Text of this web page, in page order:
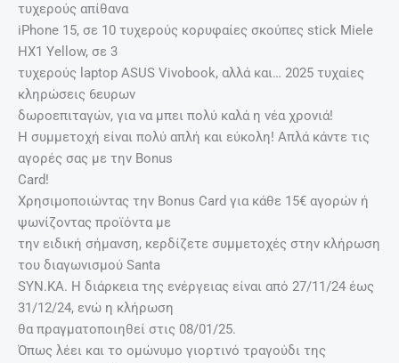
τυχερούς απίθανα
iPhone 15, σε 10 τυχερούς κορυφαίες σκούπες stick Miele
HX1 Yellow, σε 3
τυχερούς laptop ASUS Vivobook, αλλά και… 2025 τυχαίες
κληρώσεις 6ευρων
δωροεπιταγών, για να μπει πολύ καλά η νέα χρονιά!
Η συμμετοχή είναι πολύ απλή και εύκολη! Απλά κάντε τις
αγορές σας με την Bonus
Card!
Χρησιμοποιώντας την Bonus Card για κάθε 15€ αγορών ή
ψωνίζοντας προϊόντα με
την ειδική σήμανση, κερδίζετε συμμετοχές στην κλήρωση
του διαγωνισμού Santa
SYN.KA. Η διάρκεια της ενέργειας είναι από 27/11/24 έως
31/12/24, ενώ η κλήρωση
θα πραγματοποιηθεί στις 08/01/25.
Όπως λέει και το ομώνυμο γιορτινό τραγούδι της